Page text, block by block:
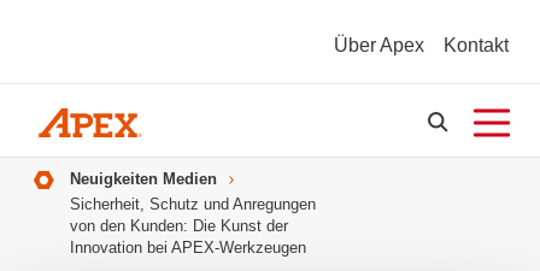
Über Apex Kontakt
Pfadnavigation
Neuigkeiten Medien
Sicherheit, Schutz und Anregungen
von den Kunden: Die Kunst der
Innovation bei APEX-Werkzeugen